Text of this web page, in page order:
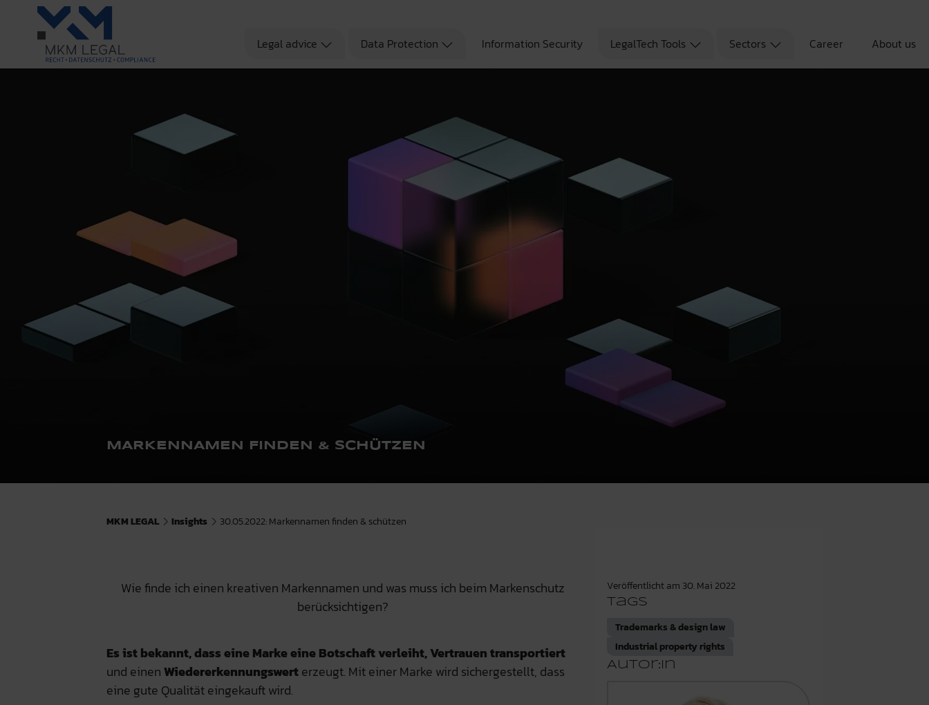
Legal advice Data Protection Information Security LegalTech Tools Sectors Career About us
MARKENNAMEN FINDEN & SCHÜTZEN
MKM LEGAL Insights 30.05.2022: Markennamen finden & schützen
Wie finde ich einen kreativen Markennamen und was muss ich beim Markenschutz
berücksichtigen?
Es ist bekannt, dass eine Marke eine Botschaft verleiht, Vertrauentransportiert
und einenWiedererkennungswerterzeugt. Mit einer Marke wird sichergestellt, dass
eine gute Qualität eingekauft wird.
Veröffentlicht am 30. Mai 2022
Tags
Trademarks & design law
Industrial property rights
Autor:in